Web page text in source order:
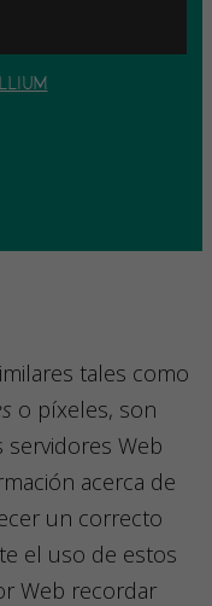
tales como
o píxeles, son
Web
acerca de
un correcto
el uso de estos
Web recordar